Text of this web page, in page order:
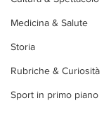
Medicina & Salute
Storia
Rubriche & Curiosità
Sport in primo piano